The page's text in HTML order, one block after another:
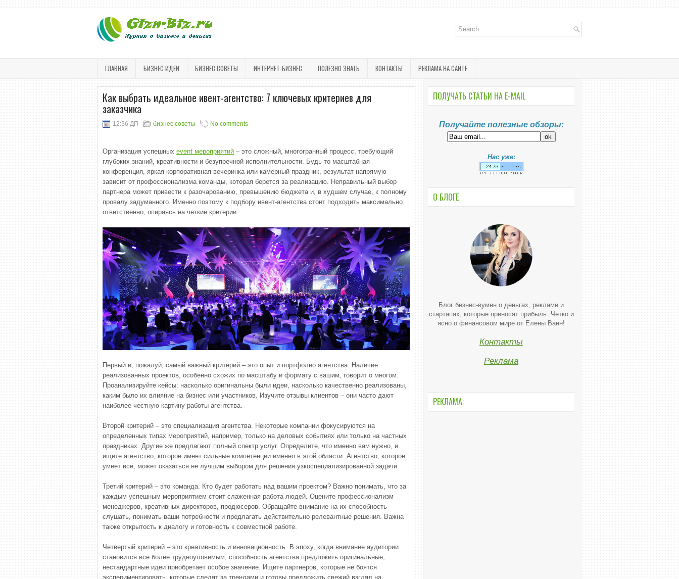
ГЛАВНАЯ БИЗНЕС ИДЕИ БИЗНЕС СОВЕТЫ ИНТЕРНЕТ-БИЗНЕС ПОЛЕЗНО ЗНАТЬ КОНТАКТЫ РЕКЛАМА НА САЙТЕ
Как выбрать идеальное ивент-агентство: 7 ключевых критериев для
заказчика
12:36 ДП бизнес советы No comments
Организация успешных event мероприятий – это сложный, многогранный процесс, требующий
глубоких знаний, креативности и безупречной исполнительности. Будь то масштабная
конференция, яркая корпоративная вечеринка или камерный праздник, результат напрямую
зависит от профессионализма команды, которая берется за реализацию. Неправильный выбор
партнера может привести к разочарованию, превышению бюджета и, в худшем случае, к полному
провалу задуманного. Именно поэтому к подбору ивент-агентства стоит подходить максимально
ответственно, опираясь на четкие критерии.
Первый и, пожалуй, самый важный критерий – это опыт и портфолио агентства. Наличие
реализованных проектов, особенно схожих по масштабу и формату с вашим, говорит о многом.
Проанализируйте кейсы: насколько оригинальны были идеи, насколько качественно реализованы,
каким было их влияние на бизнес или участников. Изучите отзывы клиентов – они часто дают
наиболее честную картину работы агентства.
Второй критерий – это специализация агентства. Некоторые компании фокусируются на
определенных типах мероприятий, например, только на деловых событиях или только на частных
праздниках. Другие же предлагают полный спектр услуг. Определите, что именно вам нужно, и
ищите агентство, которое имеет сильные компетенции именно в этой области. Агентство, которое
умеет всё, может оказаться не лучшим выбором для решения узкоспециализированной задачи.
Третий критерий – это команда. Кто будет работать над вашим проектом? Важно понимать, что за
каждым успешным мероприятием стоит слаженная работа людей. Оцените профессионализм
менеджеров, креативных директоров, продюсеров. Обращайте внимание на их способность
слушать, понимать ваши потребности и предлагать действительно релевантные решения. Важна
также открытость к диалогу и готовность к совместной работе.
Четвертый критерий – это креативность и инновационность. В эпоху, когда внимание аудитории
становится всё более трудноуловимым, способность агентства предложить оригинальные,
нестандартные идеи приобретает особое значение. Ищите партнеров, которые не боятся
экспериментировать, которые следят за трендами и готовы предложить свежий взгляд на
ПОЛУЧАТЬ СТАТЬИ НА E-MАIL
Получайте полезные обзоры:
Нас уже:
О БЛОГЕ
Блог бизнес-вумен о деньгах, рекламе и
стартапах, которые приносят прибыль. Четко и
ясно о финансовом мире от Елены Ванн!
Контакты
Реклама
РЕКЛАМА: